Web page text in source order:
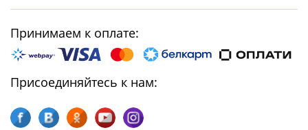
Принимаем к оплате:
Присоединяйтесь к нам: